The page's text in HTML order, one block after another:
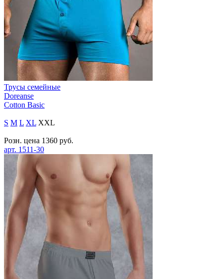
Трусы семейные
Doreanse
Cotton Basic
S M L XL XXL
Розн. цена 1360 руб.
арт. 1511-30